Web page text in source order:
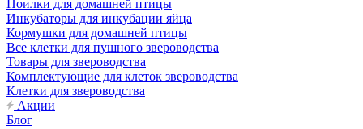
Поилки для домашней птицы
Инкубаторы для инкубации яйца
Кормушки для домашней птицы
Все клетки для пушного звероводства
Товары для звероводства
Комплектующие для клеток звероводства
Клетки для звероводства
Акции
Блог